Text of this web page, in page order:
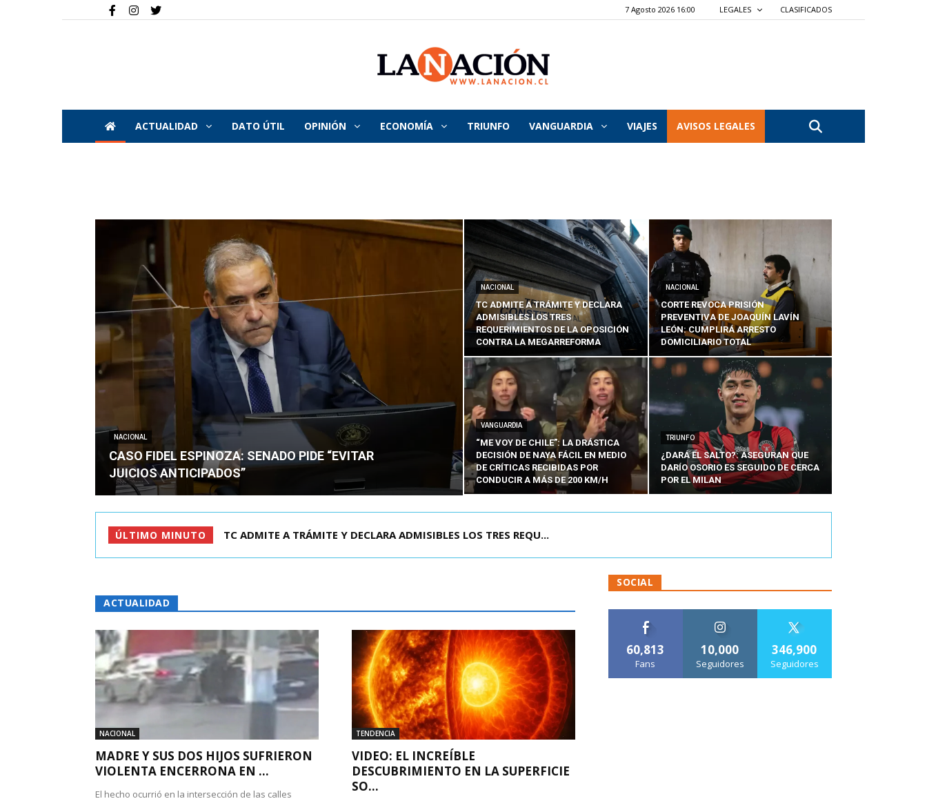
7 Agosto 2026 16:00 LEGALES CLASIFICADOS
La
Nación
ACTUALIDAD DATO ÚTIL OPINIÓN ECONOMÍA TRIUNFO VANGUARDIA VIAJES AVISOS LEGALES
NACIONAL
CASO FIDEL ESPINOZA: SENADO PIDE “EVITAR
JUICIOS ANTICIPADOS”
NACIONAL
TC ADMITE A TRÁMITE Y DECLARA
ADMISIBLES LOS TRES
REQUERIMIENTOS DE LA OPOSICIÓN
CONTRA LA MEGARREFORMA
NACIONAL
CORTE REVOCA PRISIÓN
PREVENTIVA DE JOAQUÍN LAVÍN
LEÓN: CUMPLIRÁ ARRESTO
DOMICILIARIO TOTAL
VANGUARDIA
“ME VOY DE CHILE”: LA DRÁSTICA
DECISIÓN DE NAYA FÁCIL EN MEDIO
DE CRÍTICAS RECIBIDAS POR
CONDUCIR A MÁS DE 200 KM/H
TRIUNFO
¿DARÁ EL SALTO?: ASEGURAN QUE
DARÍO OSORIO ES SEGUIDO DE CERCA
POR EL MILAN
ÚLTIMO MINUTO CORTE REVOCA PRISIÓN PREVENTIVA DE JOAQUÍN LAVÍN LEÓN:...
ACTUALIDAD
NACIONAL
MADRE Y SUS DOS HIJOS SUFRIERON
VIOLENTA ENCERRONA EN ...
El hecho ocurrió en la intersección de las calles
TENDENCIA
VIDEO: EL INCREÍBLE
DESCUBRIMIENTO EN LA SUPERFICIE
SO...
SOCIAL
60,813
Fans
10,000
Seguidores
346,900
Seguidores